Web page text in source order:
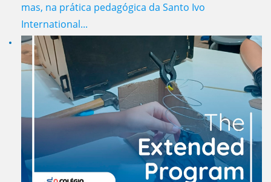
mas, na prática pedagógica da Santo Ivo
International...